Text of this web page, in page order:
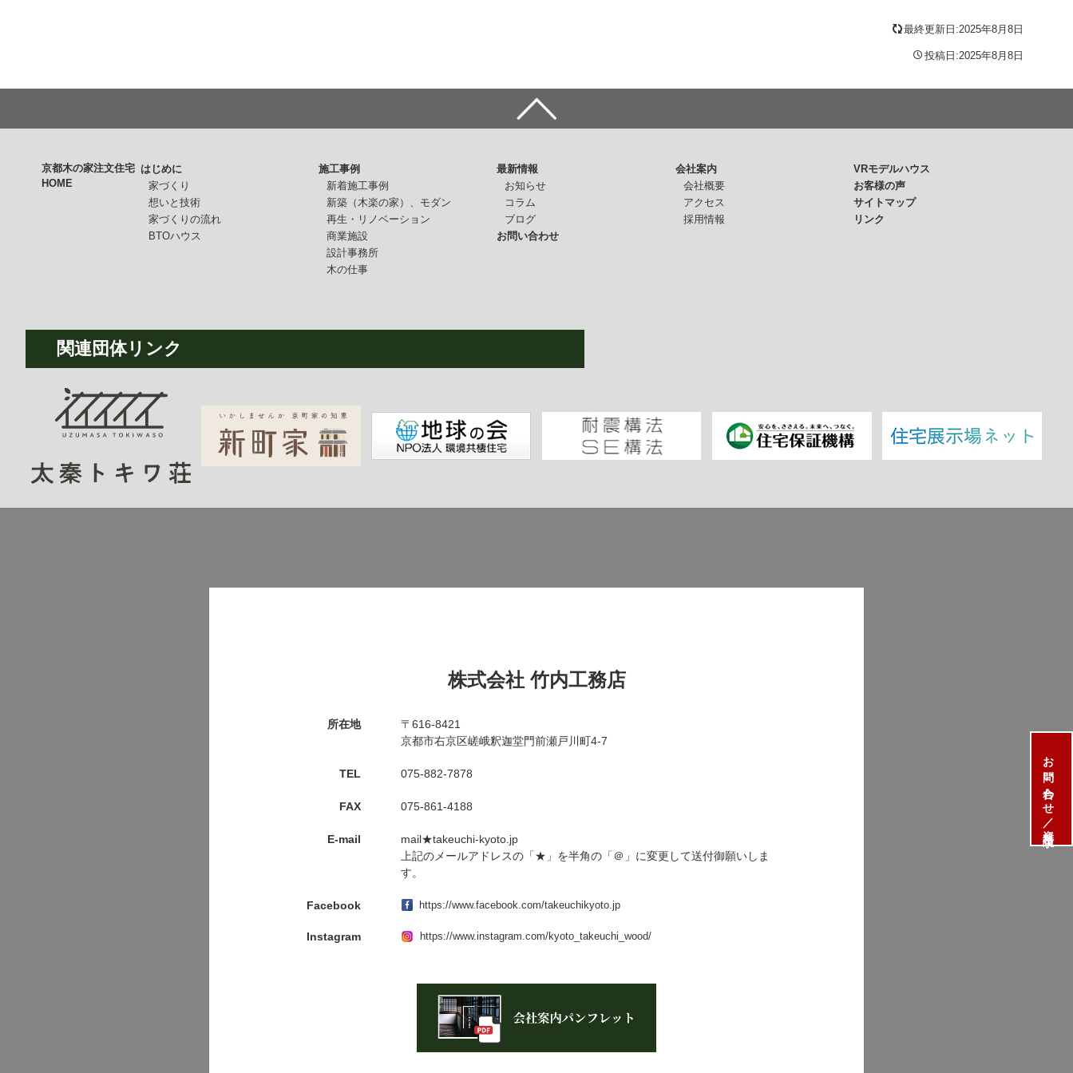
最終更新日:2025年8月8日
投稿日:2025年8月8日
京都木の家注文住宅
HOME
はじめに
家づくり
想いと技術
家づくりの流れ
BTOハウス
施工事例
新着施工事例
新築（木楽の家）、モダン
再生・リノベーション
商業施設
設計事務所
木の仕事
最新情報
お知らせ
コラム
ブログ
会社案内
会社概要
アクセス
採用情報
VRモデルハウス
お客様の声
サイトマップ
リンク
お問い合わせ
関連団体リンク
株式会社 竹内工務店
所在地
〒616-8421
京都市右京区嵯峨釈迦堂門前瀬戸川町4-7
TEL 075-882-7878
FAX 075-861-4188
E-mail
mail★takeuchi-kyoto.jp
上記のメールアドレスの「★」を半角の「＠」に変更して送付御願いしま
す。
Facebook https://www.facebook.com/takeuchikyoto.jp
Instagram https://www.instagram.com/kyoto_takeuchi_wood/
お問い合わせ／資料請求